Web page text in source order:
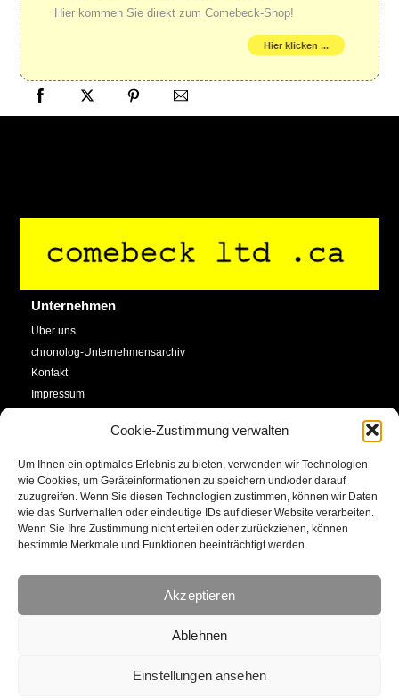
Cookie-Zustimmung verwalten
Um Ihnen ein optimales Erlebnis zu bieten, verwenden wir Technologien
wie Cookies, um Geräteinformationen zu speichern und/oder darauf
zuzugreifen. Wenn Sie diesen Technologien zustimmen, können wir Daten
wie das Surfverhalten oder eindeutige IDs auf dieser Website verarbeiten.
Wenn Sie Ihre Zustimmung nicht erteilen oder zurückziehen, können
bestimmte Merkmale und Funktionen beeinträchtigt werden.
Akzeptieren
Ablehnen
Einstellungen ansehen
Hier kommen Sie direkt zum Comebeck-Shop!
Hier klicken ...
Back
Unternehmen
Über uns
chronolog-Unternehmensarchiv
Kontakt
Impressum
Cookie-Richtlinie (EU)
Service
SHOP
Newsletter
Kalender
Social Media
Facebook